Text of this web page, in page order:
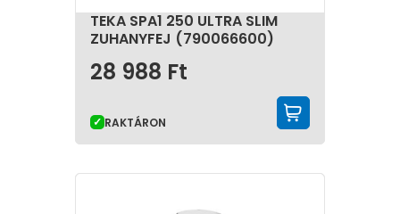
TEKA SPA1 250 ULTRA SLIM
ZUHANYFEJ (790066600)
28 988 Ft
RAKTÁRON